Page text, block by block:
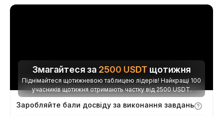
Змагайтеся за 2500 USDT щотижня
Піднімайтеся щотижневою таблицею лідерів! Найкращі 100
учасників щотижня отримають частку від 2500 USDT.
Заробляйте бали досвіду за виконання завдань